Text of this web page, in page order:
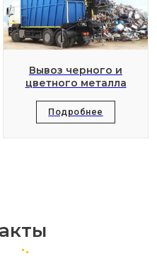
Вывоз черного и
цветного металла
Подробнее